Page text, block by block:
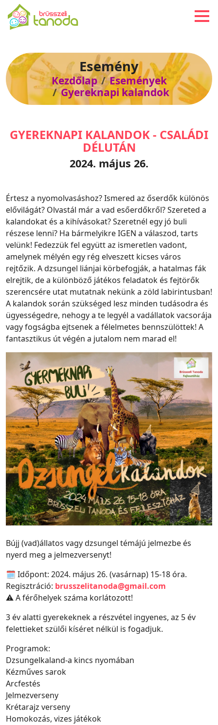
Esemény
Kezdőlap
Események
Gyereknapi kalandok
GYEREKNAPI KALANDOK - CSALÁDI
DÉLUTÁN
2024. május 26.
Értesz a nyomolvasáshoz? Ismered az őserdők különös
elővilágát? Olvastál már a vad esőerdőkről? Szereted a
kalandokat és a kihívásokat? Szeretnél egy jó buli
részese lenni? Ha bármelyikre IGEN a válaszod, tarts
velünk! Fedezzük fel együtt az ismeretlen vadont,
amelynek mélyén egy rég elveszett kicses város
rejtőzik. A dzsungel liánjai körbefogják, a hatalmas fák
elrejtik, de a különböző játékos feladatok és fejtörők
szerencsére utat mutatnak nekünk a zöld labirintusban!
A kalandok során szükséged lesz minden tudásodra és
ügyességedre, nehogy a te legyél a vadállatok vacsorája
vagy fogságba ejtsenek a félelmetes bennszülöttek! A
fantasztikus út végén a jutalom nem marad el!
Bújj (vad)állatos vagy dzsungel témájú jelmezbe és
nyerd meg a jelmezversenyt!
🗓 Időpont: 2024. május 26. (vasárnap) 15-18 óra.
Regisztráció: brusszelitanoda@gmail.com
⚠️ A férőhelyek száma korlátozott!
3 év alatti gyerekeknek a részvétel ingyenes, az 5 év
felettieket szülői kíséret nélkül is fogadjuk.
Programok:
Dzsungelkaland-a kincs nyomában
Kézműves sarok
Arcfestés
Jelmezverseny
Krétarajz verseny
Homokozás, vizes játékok